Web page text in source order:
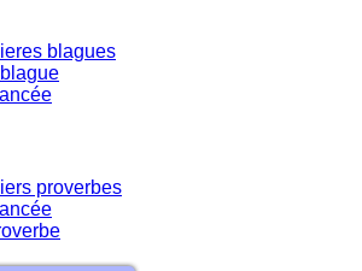
blagues
proverbes